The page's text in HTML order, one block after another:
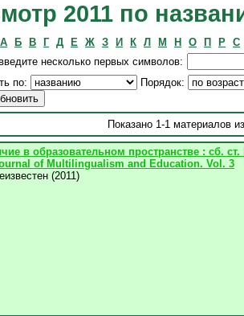
2011 по
А Б В Г Д Е Ж З И К Л М Н О П Р С
несколько первых символов:
по:
Порядок:
Показано 1-1 материалов
в образовательном пространстве : сб.
of Multilingualism and Education. Vol. 3
(2011)